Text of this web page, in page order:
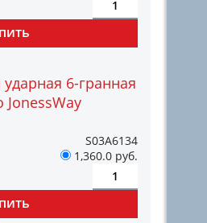
6-гранная
S03A6134
1,360.0 руб.